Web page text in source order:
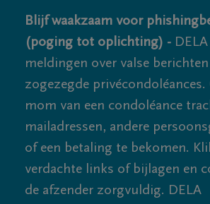
Blijf waakzaam voor
(poging tot oplichting) -
meldingen over valse berichten
zogezegde
mom van een condoléance
mailadressen, andere
of een betaling te bekomen.
verdachte links of bijlagen en
de afzender zorgvuldig. DELA